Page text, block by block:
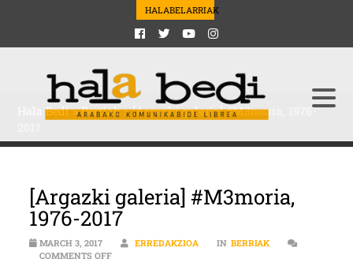
HALABELARRIAK
Hala Bedi>Berriak>[Argazki galeria] #M3moria, 1976-
[Argazki galeria] #M3moria,
1976-2017
MARCH 3, 2017 ERREDAKZIOA IN BERRIAK
COMMENTS OFFON [ARGAZKI GALERIA] #M3MORIA, 1976-2017